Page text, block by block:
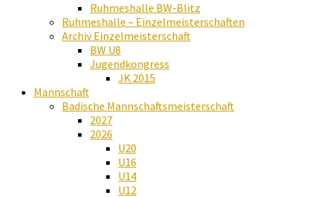
Ruhmeshalle BW-Blitz
Ruhmeshalle – Einzelmeisterschaften
Archiv Einzelmeisterschaft
BW U8
Jugendkongress
JK 2015
Mannschaft
Badische Mannschaftsmeisterschaft
2027
2026
U20
U16
U14
U12